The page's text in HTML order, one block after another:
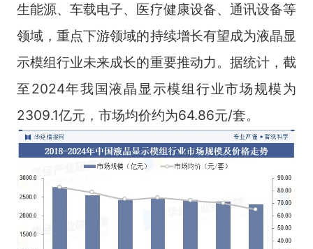
生能源、车载电子、医疗健康设备、通讯设备等
领域，重点下游领域的持续增长有望成为液晶显
示模组行业未来成长的重要推动力。据统计，截
至2024年我国液晶显示模组行业市场规模为
2309.1亿元，市场均价约为64.86元/套。